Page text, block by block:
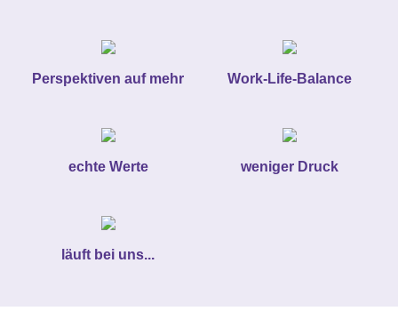
Perspektiven auf mehr Work-Life-Balance
echte Werte weniger Druck
läuft bei uns...